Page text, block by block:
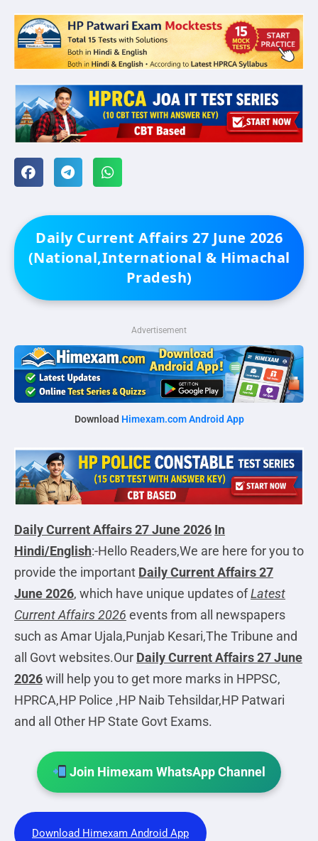
Daily Current Affairs 27 June 2026
(National,International & Himachal
Pradesh)
Advertisement
Download Himexam.com Android App
Daily Current Affairs 27 June 2026 In
Hindi/English:-Hello Readers,We are here for you to
provide the important Daily Current Affairs 27
June 2026, which have unique updates ofLatest
Current Affairs 2026 events from all newspapers
such as Amar Ujala,Punjab Kesari,The Tribune and
all Govt websites.Our Daily Current Affairs27 June
2026will help you to get more marks in HPPSC,
HPRCA,HP Police ,HP Naib Tehsildar,HP Patwari
and all Other HP State Govt Exams.
Join Himexam WhatsApp Channel
Download Himexam Android App